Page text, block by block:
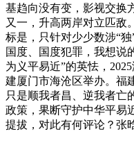
基趋向没有变，影视交换
又一，升高两岸对立匹敌
标是，只针对少少数涉“
国度、国度犯罪，我想说
为义平易近”的英怯，
建厦门市海沧区举办。福
只是顺我者昌、逆我者亡
政策，果断守护中华平易
提拔，对此有何评论？张